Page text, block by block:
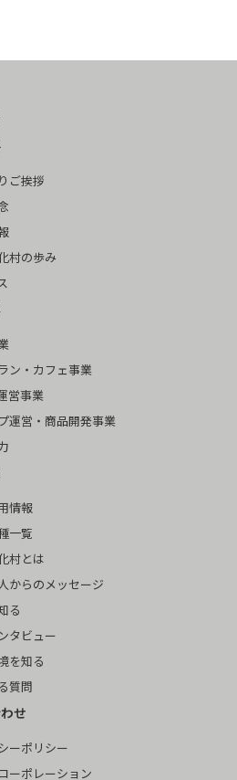
ご挨拶
村の歩み
ン・カフェ事業
営事業
運営・商品開発事業
情報
一覧
村とは
からのメッセージ
る
タビュー
を知る
質問
せ
ーポリシー
ーポレーション